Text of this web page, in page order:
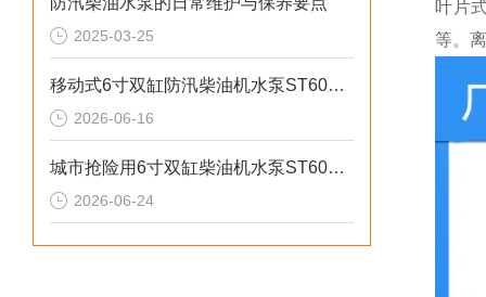
2025-03-25
移动式6寸双缸防汛柴油机水泵ST60SD产品介绍
2026-06-16
城市抢险用6寸双缸柴油机水泵ST60DS产品介绍
2026-06-24
叶片
等。